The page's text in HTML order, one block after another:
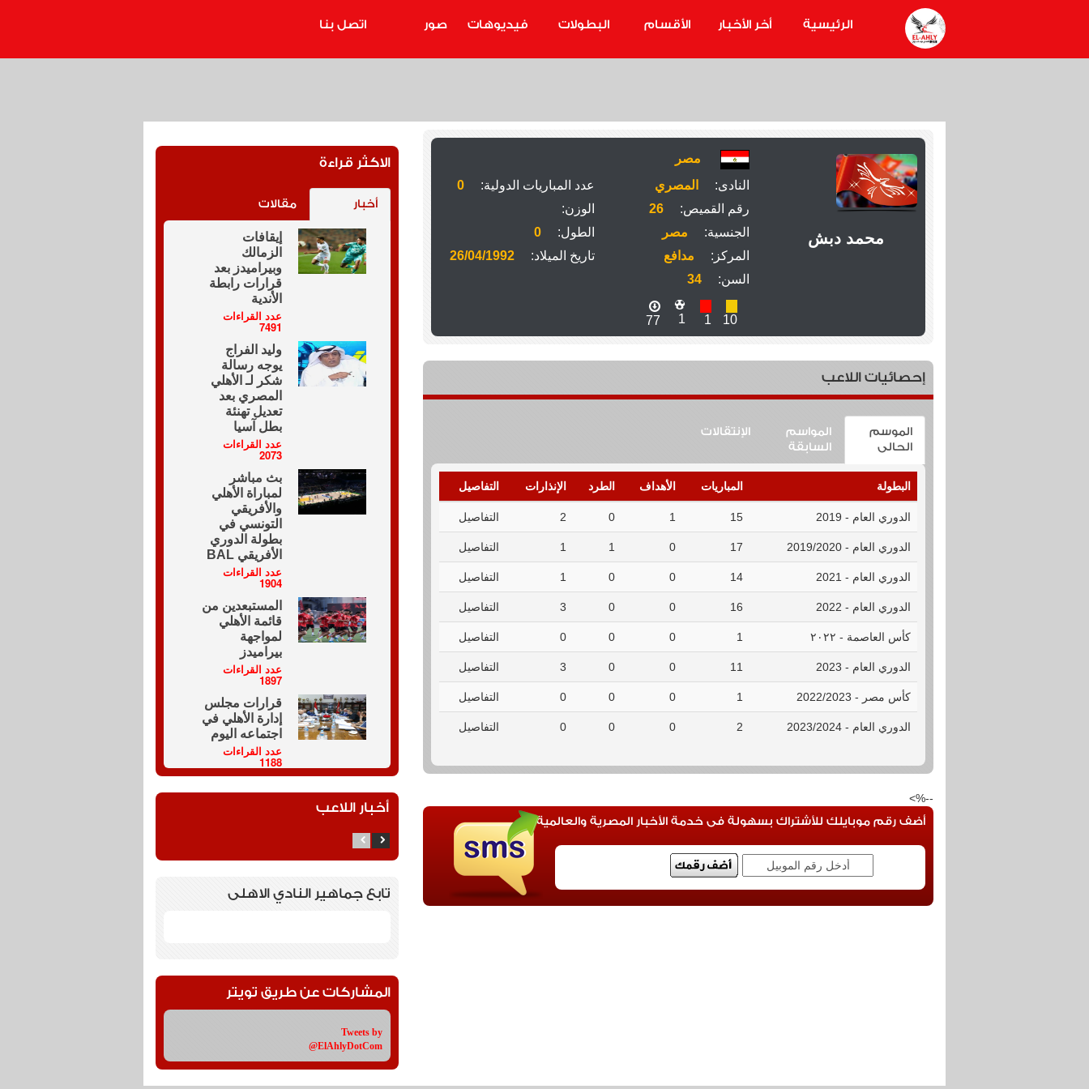
الرئيسية أخر الأخبار الأقسام البطولات فيديوهات صور اتصل بنا
محمد دبش
مصر
النادى:
المصري عدد المباريات الدولية:
0
رقم القميص:
26
الوزن:
الجنسية:
مصر الطول:
0
المركز:
مدافع تاريخ الميلاد:
26/04/1992
السن:
34
10
1
1
77
إحصائيات اللاعب
الموسم
الحالى
المواسم
السابقة
الإنتقالات
البطولة المباريات الأهداف الطرد الإنذارات التفاصيل
الدوري العام - 2019 15
1
0
2 التفاصيل
الدوري العام - 2019/2020 17
0
1
1 التفاصيل
الدوري العام - 2021 14
0
0
1 التفاصيل
الدوري العام - 2022 16
0
0
3 التفاصيل
كأس العاصمة - ٢٠٢٢ 1
0
0
0 التفاصيل
الدوري العام - 2023 11
0
0
3 التفاصيل
كأس مصر - 2022/2023 1
0
0
0 التفاصيل
الدوري العام - 2023/2024 2
0
0
0 التفاصيل
--%>
أضف رقم موبايلك للأشتراك بسهولة فى خدمة الأخبار المصرية والعالمية
الاكثر قراءة
أخبار مقالات
إيقافات
الزمالك
وبيراميدز بعد
قرارات رابطة
الأندية
عدد القراءات
7491
وليد الفراج
يوجه رسالة
شكر لـ الأهلي
المصري بعد
تعديل تهنئة
بطل آسيا
عدد القراءات
2073
بث مباشر
لمباراة الأهلي
والأفريقي
التونسي في
بطولة الدوري
الأفريقي BAL
عدد القراءات
1904
المستبعدين من
قائمة الأهلي
لمواجهة
بيراميدز
عدد القراءات
1897
قرارات مجلس
إدارة الأهلي في
اجتماعه اليوم
عدد القراءات
1188
أخبار اللاعب
تابع جماهير النادي الاهلى
المشاركات عن طريق تويتر
Tweets by
@ElAhlyDotCom